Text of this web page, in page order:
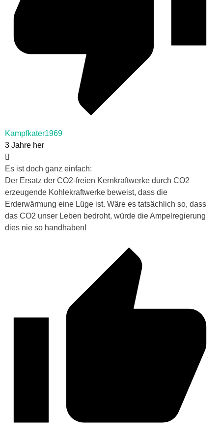
Kampfkater1969
3 Jahre her
Es ist doch ganz einfach:
Der Ersatz der CO2-freien Kernkraftwerke durch CO2
erzeugende Kohlekraftwerke beweist, dass die
Erderwärmung eine Lüge ist. Wäre es tatsächlich so, dass
das CO2 unser Leben bedroht, würde die Ampelregierung
dies nie so handhaben!